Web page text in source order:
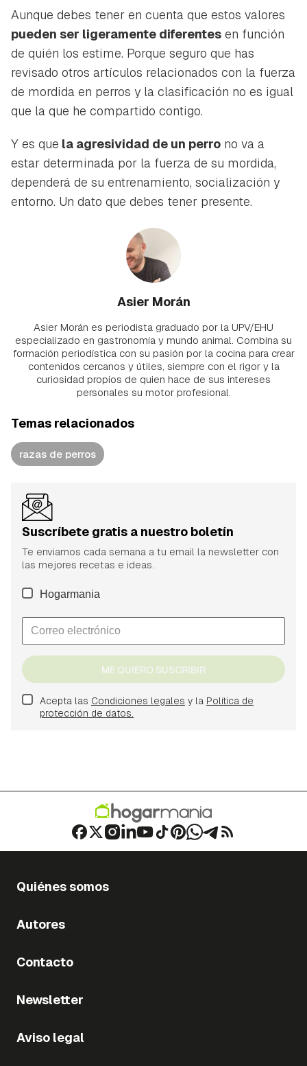
Aunque debes tener en cuenta que estos valores
pueden ser ligeramente diferentes en función
de quién los estime. Porque seguro que has
revisado otros artículos relacionados con la fuerza
de mordida en perros y la clasificación no es igual
que la que he compartido contigo.
Y es que la agresividad de un perro no va a
estar determinada por la fuerza de su mordida,
dependerá de su entrenamiento, socialización y
entorno. Un dato que debes tener presente.
Asier Morán
Asier Morán es periodista graduado por la UPV/EHU
especializado en gastronomía y mundo animal. Combina su
formación periodística con su pasión por la cocina para crear
contenidos cercanos y útiles, siempre con el rigor y la
curiosidad propios de quien hace de sus intereses
personales su motor profesional.
Temas relacionados
razas de perros
Suscríbete gratis a nuestro boletín
Te enviamos cada semana a tu email la newsletter con
las mejores recetas e ideas.
Hogarmania
ME QUIERO SUSCRIBIR
Acepta las Condiciones legales y la Política de
protección de datos.
Quiénes somos
Autores
Contacto
Newsletter
Aviso legal